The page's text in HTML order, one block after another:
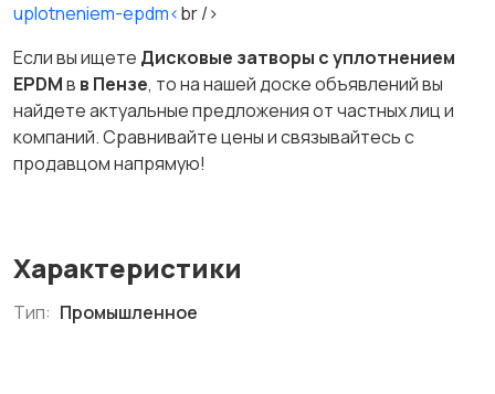
uplotneniem-epdm<br />
Если вы ищете Дисковые затворы с уплотнением
EPDMв в Пензе, то на нашей доске объявлений вы
найдете актуальные предложения от частных лиц и
компаний. Сравнивайте цены и связывайтесь с
продавцом напрямую!
Характеристики
Тип: Промышленное